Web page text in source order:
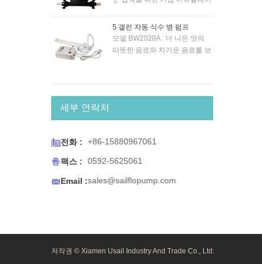
에 적합합니다. 내부 고무 멤브
레인 포함. 스냅인 포트 내구성
피팅을 사용하여 신규 및 기존
5 갤런 자동 식수 병 펌프
모델 BW2020A : 더 나은 맛의
따뜻한 음료와 차가운 음료를 보
티 메이커, 냉장고 얼음 및 정수
싱크대 또는 휴대용 식수가 필요
설계되었습니다. BW 시리즈 생
수 시스템은 편의를 위해 설계되
가 자동으로 차단되고 물이 복원
세부 연락처
전화 : +86-15880967061
팩스 : 0592-5625061
Email :sales@sailflopump.com
저작권 © Xiamen Usail Industry And Trade Co., Ltd.